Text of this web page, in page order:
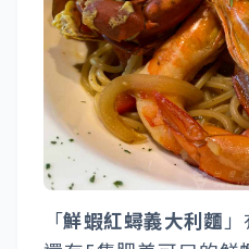
「鮮蝦紅蟳義大利麵」